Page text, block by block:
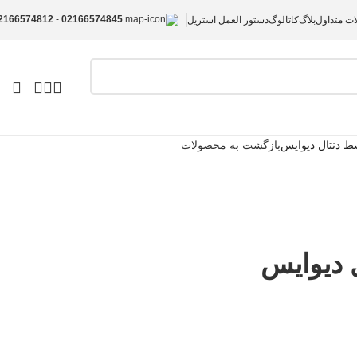
متداولبلاگکاتالوگدستور العمل استریل 02166574845
-
دنتال دیوایسبازگشت به محصولات
دیوایس